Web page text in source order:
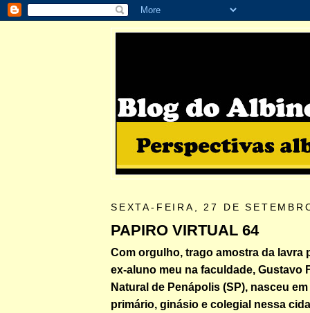
SEXTA-FEIRA, 27 DE
PAPIRO VIRTUAL 64
Com orgulho, trago amostra da lavra
ex-aluno meu na faculdade, Gustavo
Natural de Penápolis (SP), nasceu
primário, ginásio e colegial nessa